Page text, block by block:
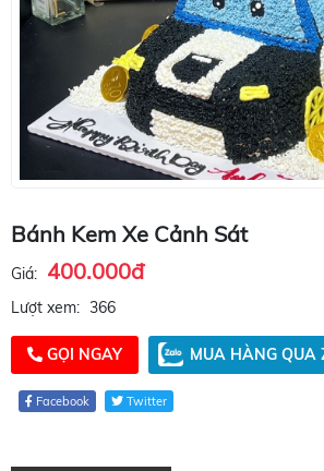
Bánh Kem Xe Cảnh Sát
Giá: 400.000đ
Lượt xem: 366
GỌI NGAY MUA HÀNG QUA
Facebook Twitter